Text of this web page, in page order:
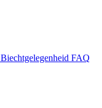
Biechtgelegenheid FAQ